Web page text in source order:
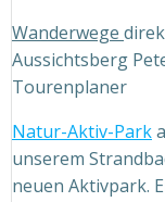
Wanderwege
Aussichtsberg
Tourenplaner
Natur-Aktiv-Park
unserem
neuen Aktivpark.